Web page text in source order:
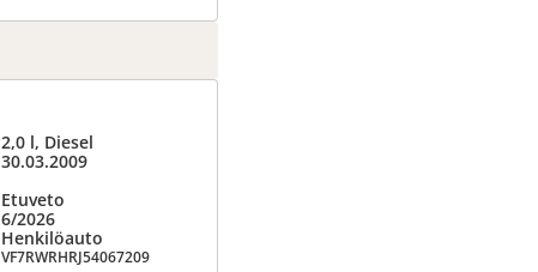
2,0 l, Diesel
30.03.2009
Etuveto
6/2026
Henkilöauto
VF7RWRHRJ54067209